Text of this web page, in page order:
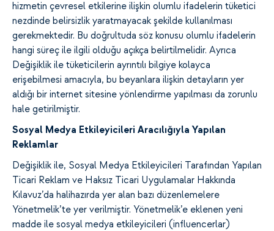
hizmetin çevresel etkilerine ilişkin olumlu ifadelerin tüketici
nezdinde belirsizlik yaratmayacak şekilde kullanılması
gerekmektedir. Bu doğrultuda söz konusu olumlu ifadelerin
hangi süreç ile ilgili olduğu açıkça belirtilmelidir. Ayrıca
Değişiklik ile tüketicilerin ayrıntılı bilgiye kolayca
erişebilmesi amacıyla, bu beyanlara ilişkin detayların yer
aldığı bir internet sitesine yönlendirme yapılması da zorunlu
hale getirilmiştir.
Sosyal Medya Etkileyicileri Aracılığıyla Yapılan
Reklamlar
Değişiklik ile, Sosyal Medya Etkileyicileri Tarafından Yapılan
Ticari Reklam ve Haksız Ticari Uygulamalar Hakkında
Kılavuz’da halihazırda yer alan bazı düzenlemelere
Yönetmelik’te yer verilmiştir. Yönetmelik’e eklenen yeni
madde ile sosyal medya etkileyicileri (influencerlar)